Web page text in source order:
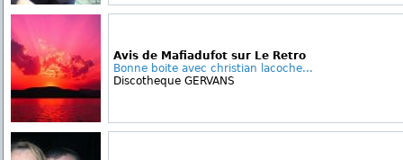
Avis de Mafiadufot sur Le Retro
Bonne boite avec christian lacoche...
Discotheque GERVANS